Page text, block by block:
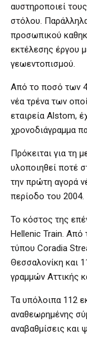
αυστηροποιεί
στόλου.
προσωπικού
εκτέλεσης έργου
γεωεντοπισμού.
Από το ποσό των
νέα τρένα των
εταιρεία Alstom,
χρονοδιάγραμμα
Πρόκειται για τη
υλοποιηθεί ποτέ
την πρώτη αγορά
περίοδο του 2004.
Το κόστος της
Hellenic Train. Από
τύπου Coradia
Θεσσαλονίκη και
γραμμών Αττικής
Τα υπόλοιπα 112
αναθεωρημένης
αναβαθμίσεις και